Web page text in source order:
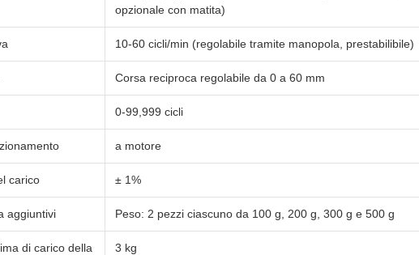
opzionale con matita)
10-60 cicli/min (regolabile tramite manopola, prestabilibile)
Corsa reciproca regolabile da 0 a 60 mm
0-99,999 cicli
a motore
carico ± 1%
aggiuntivi Peso: 2 pezzi ciascuno da 100 g, 200 g, 300 g e 500 g
di carico della
3 kg